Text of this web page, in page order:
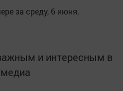
за среду, 6 июня.
и интересным в